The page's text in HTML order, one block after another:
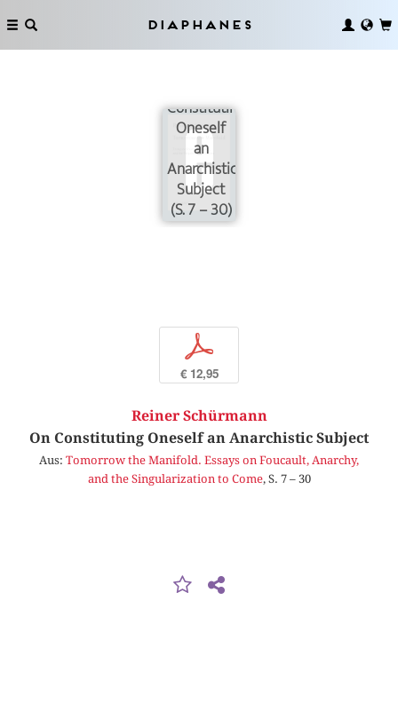
Diaphanes
Constituting
Oneself
an
Anarchistic
Subject
(S. 7 – 30)
p
€ 12,95
Reiner Schürmann
On Constituting Oneself an Anarchistic Subject
Aus: Tomorrow the Manifold. Essays on Foucault, Anarchy,
and the Singularization to Come, S. 7 – 30